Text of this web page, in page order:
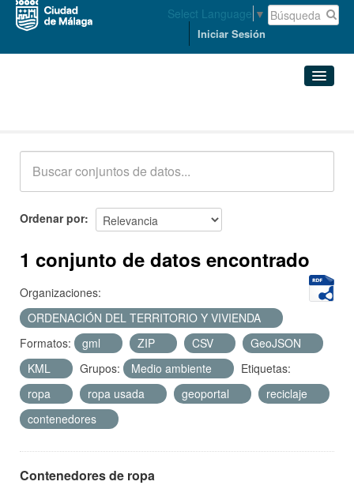
Select Language ▼
Iniciar Sesión
Acerca de
Ordenar por
1 conjunto de datos encontrado
Organizaciones:
ORDENACIÓN DEL TERRITORIO Y VIVIENDA
Formatos:
gml ZIP CSV
GeoJSON
KML
Grupos: Medio ambiente
Etiquetas:
ropa
ropa usada geoportal
reciclaje
contenedores
Contenedores de ropa